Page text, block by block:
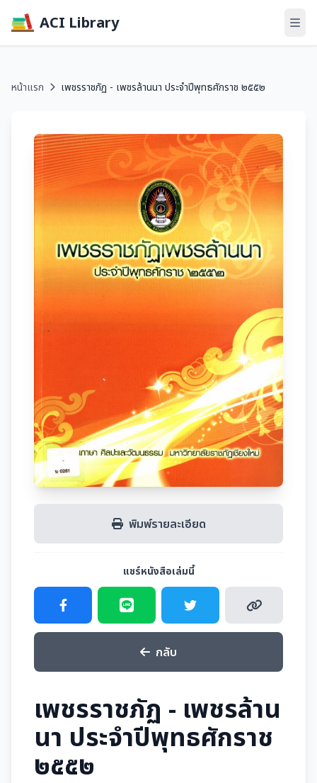
ACI Library
หน้าแรก เพชรราชภัฏ - เพชรล้านนา ประจำปีพุทธศักราช ๒๕๕๒
พิมพ์รายละเอียด
แชร์หนังสือเล่มนี้
กลับ
เพชรราชภัฏ - เพชรล้าน
นา ประจำปีพุทธศักราช
๒๕๕๒